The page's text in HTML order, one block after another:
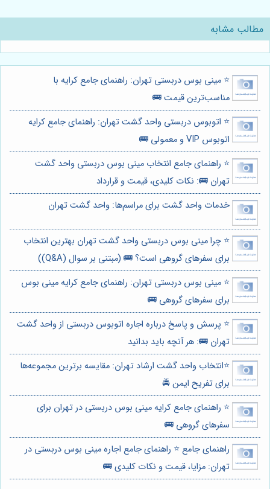
مطالب مشابه
⭐️ مینی بوس دربستی تهران: راهنمای جامع کرایه با
مناسب‌ترین قیمت 🚌
⭐️ اتوبوس دربستی واحد گشت تهران: راهنمای جامع کرایه
اتوبوس VIP و معمولی 🚌
⭐️ راهنمای جامع انتخاب مینی بوس دربستی واحد گشت
تهران 🚌: نکات کلیدی، قیمت و قرارداد
خدمات واحد گشت برای مراسم‌ها: واحد گشت تهران
⭐️ چرا مینی بوس دربستی واحد گشت تهران بهترین انتخاب
برای سفرهای گروهی است؟ 🚌 (مبتنی بر سوال (Q&A))
⭐️ مینی بوس دربستی تهران: راهنمای جامع کرایه مینی بوس
برای سفرهای گروهی 🚌
⭐️ پرسش و پاسخ درباره اجاره اتوبوس دربستی از واحد گشت
تهران 🚌: هر آنچه باید بدانید
⭐️انتخاب واحد گشت ارشاد تهران: مقایسه برترین مجموعه‌ها
برای تفریح ایمن 🚔
⭐️ راهنمای جامع کرایه مینی بوس دربستی در تهران برای
سفرهای گروهی 🚌
راهنمای جامع ⭐️ راهنمای جامع اجاره مینی بوس دربستی در
تهران: مزایا، قیمت و نکات کلیدی 🚌